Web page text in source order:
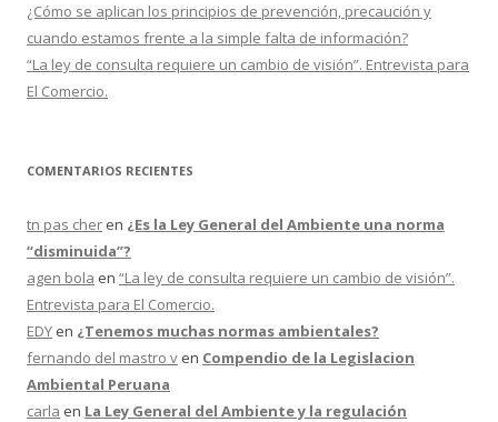
¿Cómo se aplican los principios de prevención, precaución y
cuando estamos frente a la simple falta de información?
“La ley de consulta requiere un cambio de visión”. Entrevista para
El Comercio.
COMENTARIOS RECIENTES
tn pas cher en ¿Es la Ley General del Ambiente una norma
“disminuida”?
agen bola en “La ley de consulta requiere un cambio de visión”.
Entrevista para El Comercio.
EDY en ¿Tenemos muchas normas ambientales?
fernando del mastro v en Compendio de la Legislacion
Ambiental Peruana
carla en La Ley General del Ambiente y la regulación